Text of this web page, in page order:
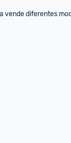
vende diferentes